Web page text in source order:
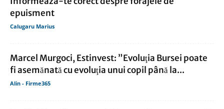
epuisment
Calugaru Marius
Marcel Murgoci, Estinvest: ”Evoluţia Bursei poate
fi asemănată cu evoluţia unui copil până la...
Alin - Firme365